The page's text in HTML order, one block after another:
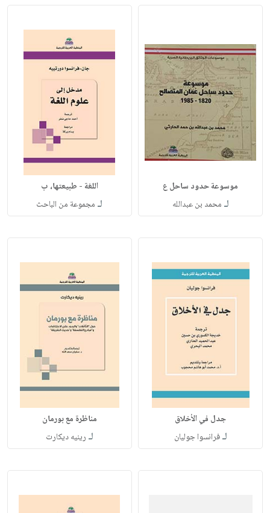
موسوعة حدود ساحل ع
لـ محمد بن عبدالله
اللغة - طبيعتها، ب
لـ مجموعة من الباحث
جدل في الأخلاق
لـفرانسوا جوليان
مناظرة مع بورمان
لـ رينيه ديكارت